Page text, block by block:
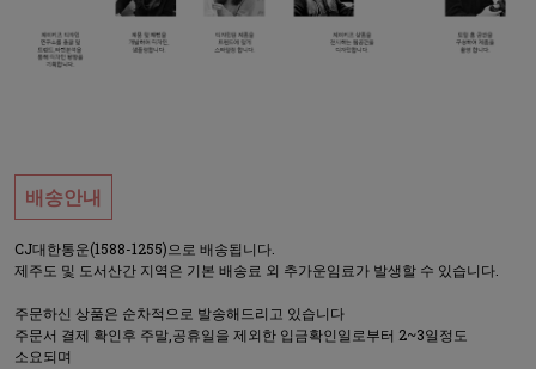
배송안내
CJ대한통운(1588-1255)으로 배송됩니다.
제주도 및 도서산간 지역은 기본 배송료 외 추가운임료가 발생할 수 있습니다.
주문하신 상품은 순차적으로 발송해드리고 있습니다
주문서 결제 확인후 주말,공휴일을 제외한 입금확인일로부터 2~3일정도
소요되며